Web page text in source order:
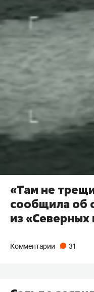
«Там не
сообщила об
из «Северных
Комментарии 31